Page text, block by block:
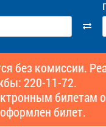
без комиссии.
220-11-72.
билетам
билет.